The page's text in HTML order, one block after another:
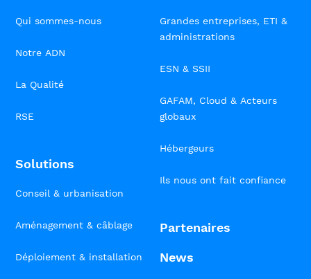
Qui sommes-nous
Notre ADN
La Qualité
RSE
Solutions
Conseil & urbanisation
Aménagement & câblage
Déploiement & installation
Grandes entreprises, ETI &
administrations
ESN & SSII
GAFAM, Cloud & Acteurs
globaux
Hébergeurs
Ils nous ont fait confiance
Partenaires
News